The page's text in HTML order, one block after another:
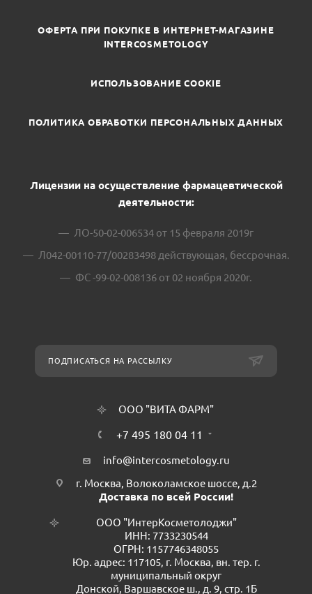
ОФЕРТА ПРИ ПОКУПКЕ В ИНТЕРНЕТ-МАГАЗИНЕ
INTERCOSMETOLOGY
ИСПОЛЬЗОВАНИЕ COOKIE
ПОЛИТИКА ОБРАБОТКИ ПЕРСОНАЛЬНЫХ ДАННЫХ
Лицензии на осуществление фармацевтической
деятельности:
ЛО-50-02-006534 от 15 февраля 2019г
Л042-00110-77/00283498 действующая, бессрочная.
ФС -99-02-008136 от 02 ноября 2020г.
ПОДПИСАТЬСЯ НА РАССЫЛКУ
ООО "ВИТА ФАРМ"
+7 495 180 04 11
info@intercosmetology.ru
г. Москва, Волоколамское шоссе, д.2
Доставка по всей России!
ООО "ИнтерКосметолоджи"
ИНН: 7733230544
ОГРН: 1157746348055
Юр. адрес: 117105, г. Москва, вн. тер. г.
муниципальный округ
Донской, Варшавское ш., д. 9, стр. 1Б